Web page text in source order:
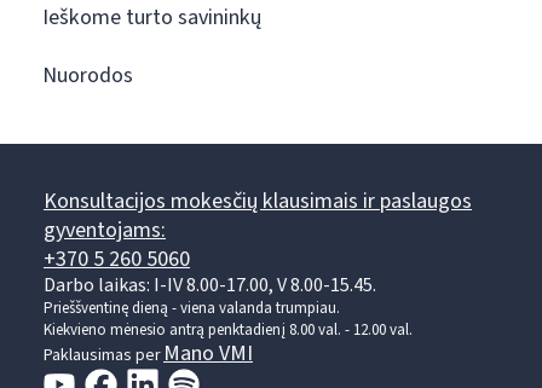
Ieškome turto savininkų
Nuorodos
Konsultacijos mokesčių klausimais ir paslaugos
gyventojams:
+370 5 260 5060
Darbo laikas: I-IV 8.00-17.00, V 8.00-15.45.
Prieššventinę dieną - viena valanda trumpiau.
Kiekvieno mėnesio antrą penktadienį 8.00 val. - 12.00 val.
Paklausimas per Mano VMI